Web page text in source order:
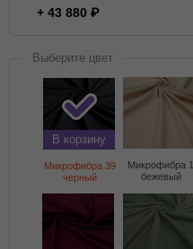
+ 43 880
Выберите цвет
В корзину
Микрофибра 39
черный
Микрофибра 1
бежевый